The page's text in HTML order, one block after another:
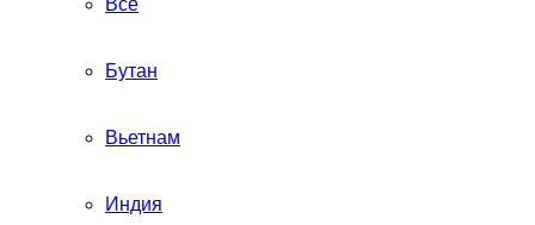
Все
Бутан
Вьетнам
Индия